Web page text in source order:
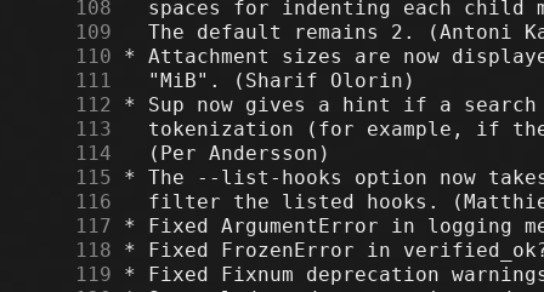
    108
    109
    110
    111
    112
    113
    114
    115
    116
    117
    118
    119